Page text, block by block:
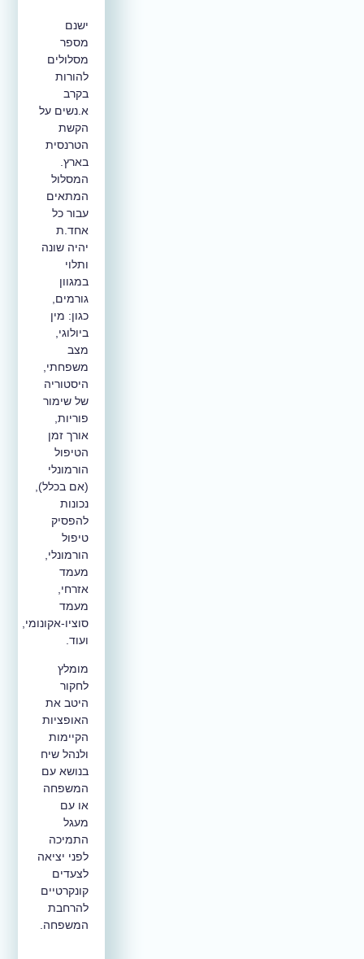
ישנם
מספר
מסלולים
להורות
בקרב
א.נשים על
הקשת
הטרנסית
בארץ.
המסלול
המתאים
עבור כל
אחד.ת
יהיה שונה
ותלוי
במגוון
גורמים,
כגון: מין
ביולוגי,
מצב
משפחתי,
היסטוריה
של שימור
פוריות,
אורך זמן
הטיפול
הורמונלי
(אם בכלל),
נכונות
להפסיק
טיפול
הורמונלי,
מעמד
אזרחי,
מעמד
סוציו-אקונומי,
ועוד.
מומלץ
לחקור
היטב את
האופציות
הקיימות
ולנהל שיח
בנושא עם
המשפחה
או עם
מעגל
התמיכה
לפני יציאה
לצעדים
קונקרטיים
להרחבת
המשפחה.